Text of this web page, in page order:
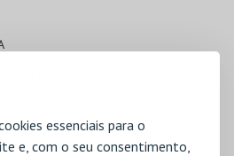
essenciais para o
e, com o seu consentimento,
de Mulheres